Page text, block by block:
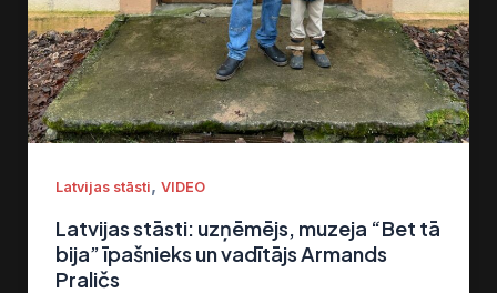
Latvijas stāsti, VIDEO
Latvijas stāsti: uzņēmējs, muzeja “Bet tā
bija” īpašnieks un vadītājs Armands
Praličs